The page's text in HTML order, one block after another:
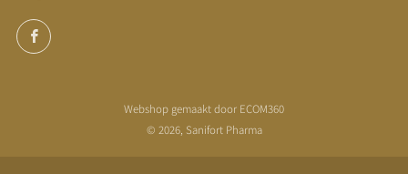
Facebook
Webshop gemaakt door ECOM360
© 2026, Sanifort Pharma